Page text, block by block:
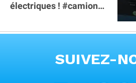
électriques ! #camion
#voitureelectrique
SUIVEZ-